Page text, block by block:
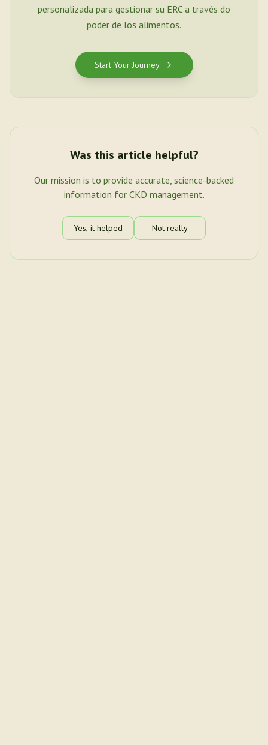
personalizada para gestionar su ERC a través do
poder de los alimentos.
Start Your Journey
Was this article helpful?
Our mission is to provide accurate, science-backed
information for CKD management.
Yes, it helped Not really